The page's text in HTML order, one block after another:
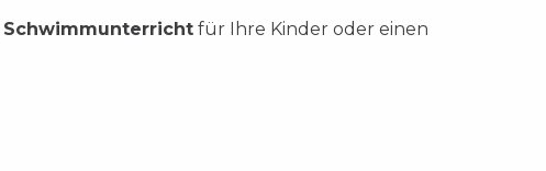
Schwimmunterricht für Ihre Kinder oder einen